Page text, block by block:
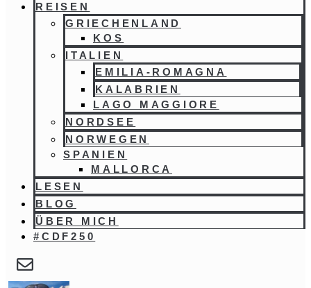
REISEN
GRIECHENLAND
KOS
ITALIEN
EMILIA-ROMAGNA
KALABRIEN
LAGO MAGGIORE
NORDSEE
NORWEGEN
SPANIEN
MALLORCA
LESEN
BLOG
ÜBER MICH
#CDF250